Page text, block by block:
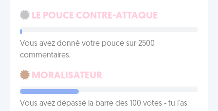
LE POUCE CONTRE-ATTAQUE
Vous avez donné votre pouce sur 2500
commentaires.
MORALISATEUR
Vous avez dépassé la barre des 100 votes - tu l'as